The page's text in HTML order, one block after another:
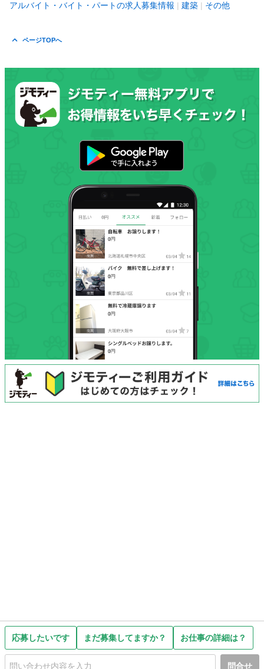
応募したいです まだ募集してますか？ お仕事の詳細は？
問合せ
アルバイト・バイト・パートの求人募集情報 建築 その他
ページTOPへ